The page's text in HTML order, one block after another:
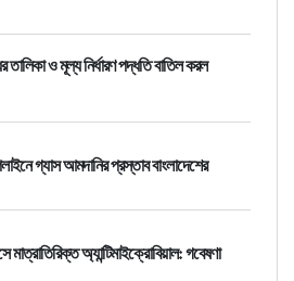
ও মূল্য নির্ধারণ পদ্ধতি বাতিল করল
গ্যাস আমদানির প্রস্তাব বাংলাদেশের
মাত্রাতিরিক্ত অ্যান্টিমাইক্রোবিয়াল: গবেষণা